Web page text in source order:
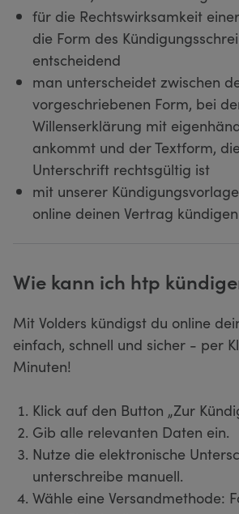
für die Rechtswirksamkeit
die Form des
entscheidend
man unterscheidet zwischen
vorgeschriebenen Form, bei
Willenserklärung mit
ankommt und der Textform,
Unterschrift rechtsgültig ist
mit unserer
online deinen Vertrag kündigen
Wie kann ich htp
Mit Volders kündigst du online
einfach, schnell und sicher - per
Minuten!
Klick auf den Button „Zur
Gib alle relevanten Daten ein.
Nutze die elektronische
unterschreibe manuell.
Wähle eine Versandmethode: